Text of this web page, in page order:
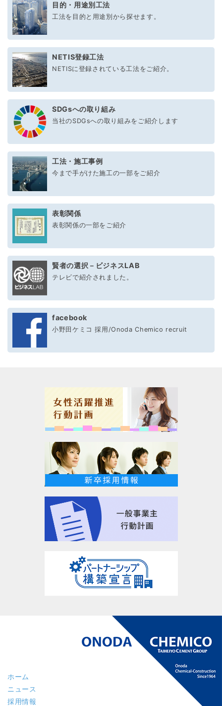
目的・用途別工法
工法を目的と用途別から探せます。
NETIS登録工法
NETISに登録されている工法をご紹介。
SDGsへの取り組み
当社のSDGsへの取り組みをご紹介します
工法・施工事例
今まで手がけた施工の一部をご紹介
表彰関係
表彰関係の一部をご紹介
賢者の選択－ビジネスLAB
テレビで紹介されました。
facebook
小野田ケミコ 採用/Onoda Chemico recruit
ホーム
ニュース
採用情報